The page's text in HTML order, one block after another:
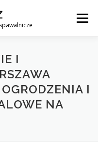
Menu
I
I
NA